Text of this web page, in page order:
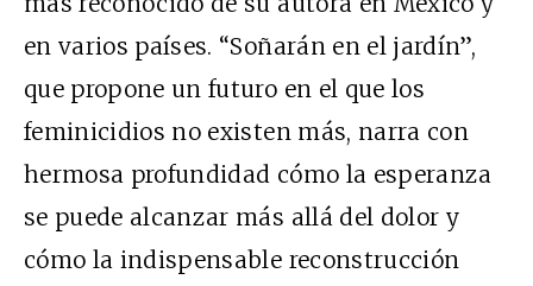
en varios países. “Soñarán en el jardín”,
que propone un futuro en el que los
feminicidios no existen más, narra con
hermosa profundidad cómo la esperanza
se puede alcanzar más allá del dolor y
cómo la indispensable reconstrucción